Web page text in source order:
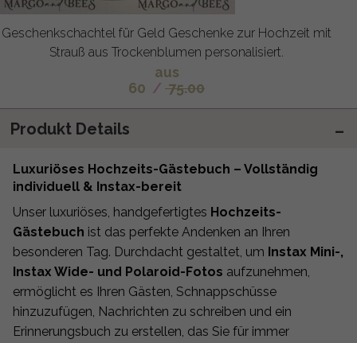
Geschenkschachtel für Geld Geschenke zur Hochzeit mit
Strauß aus Trockenblumen personalisiert.
aus
60 / 75.00
Produkt Details
Luxuriöses Hochzeits-Gästebuch – Vollständig
individuell & Instax-bereit
Unser luxuriöses, handgefertigtes Hochzeits-
Gästebuch ist das perfekte Andenken an Ihren
besonderen Tag. Durchdacht gestaltet, um Instax Mini-,
Instax Wide- und Polaroid-Fotos aufzunehmen,
ermöglicht es Ihren Gästen, Schnappschüsse
hinzuzufügen, Nachrichten zu schreiben und ein
Erinnerungsbuch zu erstellen, das Sie für immer